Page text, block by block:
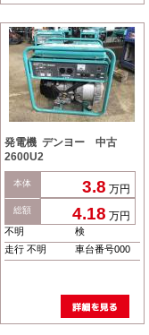
発電機 デンヨー 中古
2600U2
本体 3.8 万円
総額 4.18 万円
不明
検
走行 不明
車台番号000